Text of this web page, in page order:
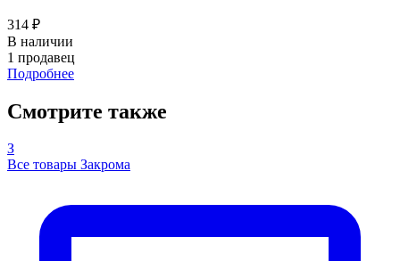
314 ₽
В наличии
1 продавец
Подробнее
Смотрите также
З
Все товары Закрома